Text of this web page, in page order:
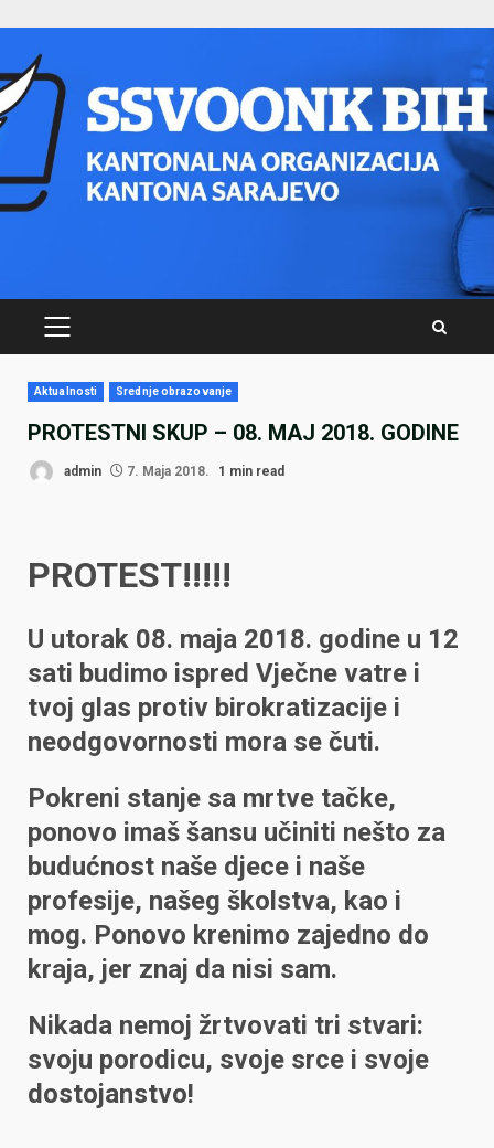
content
PRIMARY
Aktualnosti Srednje obrazovanje
PROTESTNI SKUP – 08. MAJ 2018. GODINE
admin 7. Maja 2018. 1 min read
PROTEST!!!!!
U utorak 08. maja 2018. godine u 12
sati budimo ispred Vječne vatre i
tvoj glas protiv birokratizacije i
neodgovornosti mora se čuti.
Pokreni stanje sa mrtve tačke,
ponovo imaš šansu učiniti nešto za
budućnost naše djece i naše
profesije, našeg školstva, kao i
mog. Ponovo krenimo zajedno do
kraja, jer znaj da nisi sam.
Nikada nemoj žrtvovati tri stvari:
svoju porodicu, svoje srce i svoje
dostojanstvo!